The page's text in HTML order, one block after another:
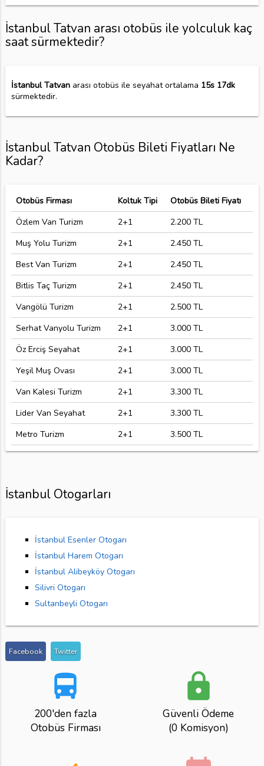
İstanbul Tatvan arası otobüs ile yolculuk kaç
saat sürmektedir?
İstanbul Tatvanarası otobüs ile seyahat ortalama 15s 17dk
sürmektedir.
İstanbul Tatvan Otobüs Bileti Fiyatları Ne
Kadar?
Otobüs Firması Koltuk Tipi
Otobüs Bileti Fiyatı
Özlem Van Turizm
2+1
2.200 TL
Muş Yolu Turizm
2+1
2.450 TL
Best Van Turizm
2+1
2.450 TL
Bitlis Taç Turizm
2+1
2.450 TL
Vangölü Turizm
2+1
2.500 TL
Serhat Vanyolu Turizm
2+1
3.000 TL
Öz Erciş Seyahat
2+1
3.000 TL
Yeşil Muş Ovası
2+1
3.000 TL
Van Kalesi Turizm
2+1
3.300 TL
Lider Van Seyahat
2+1
3.300 TL
Metro Turizm
2+1 3.500 TL
İstanbul Otogarları
İstanbul Esenler Otogarı
İstanbul Harem Otogarı
İstanbul Alibeyköy Otogarı
Silivri Otogarı
Sultanbeyli Otogarı
Facebook Twitter
directions_bus
200'den fazla
Otobüs Firması
lock
Güvenli Ödeme
(0 Komisyon)